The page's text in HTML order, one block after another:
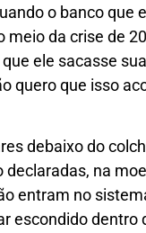
o banco que
meio da crise de
ele sacasse
quero que isso
debaixo do
declaradas, na
entram no
escondido dentro